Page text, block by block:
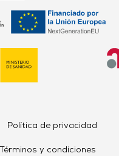
Política de privacidad
Términos y condiciones